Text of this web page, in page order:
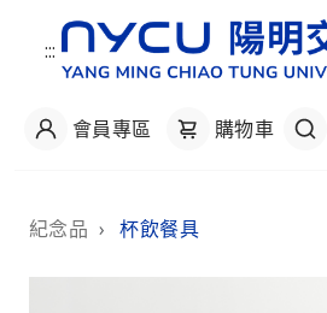
:::
會員專區 購物車
紀念品 › 杯飲餐具